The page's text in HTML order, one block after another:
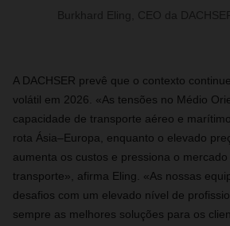
Burkhard Eling, CEO da
A DACHSER prevê que o contexto
volátil em 2026. «As tensões no Médio
capacidade de transporte aéreo e
rota Ásia–Europa, enquanto o elevado
aumenta os custos e pressiona o
transporte», afirma Eling. «As nossas
desafios com um elevado nível de
sempre as melhores soluções para os